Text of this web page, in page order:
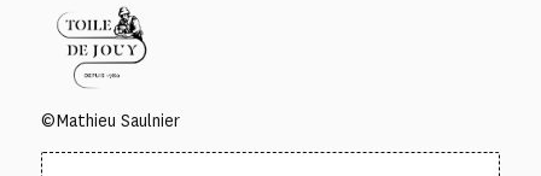
©Mathieu Saulnier